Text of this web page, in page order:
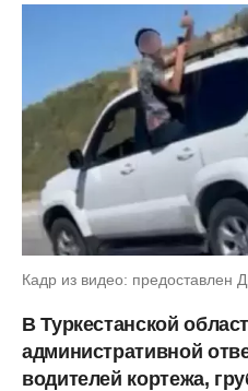
Кадр из видео: предоставлен
В Туркестанской
административной
водителей кортежа,